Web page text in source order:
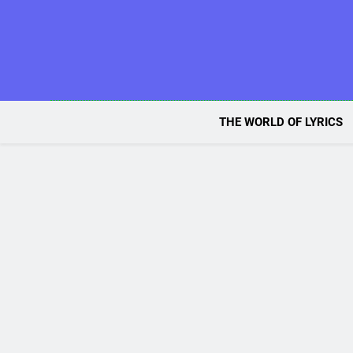
THE WORLD OF LYRICS